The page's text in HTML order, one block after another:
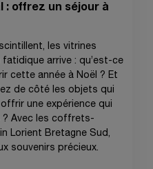
: offrez un séjour à
les vitrines
arrive : qu’est-ce
cette année à Noël ? Et
de côté les objets qui
une expérience qui
? Avec les coffrets-
Lorient Bretagne Sud,
souvenirs précieux.